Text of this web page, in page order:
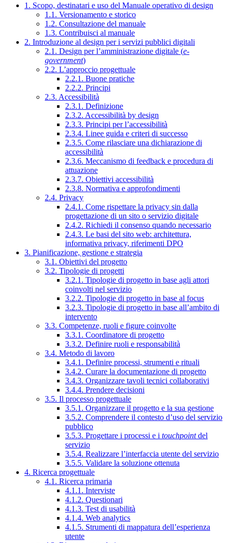
1. Scopo, destinatari e uso del Manuale operativo di design
1.1. Versionamento e storico
1.2. Consultazione del manuale
1.3. Contribuisci al manuale
2. Introduzione al design per i servizi pubblici digitali
2.1. Design per l’amministrazione digitale (e-
government)
2.2. L’approccio progettuale
2.2.1. Buone pratiche
2.2.2. Principi
2.3. Accessibilità
2.3.1. Definizione
2.3.2. Accessibilità by design
2.3.3. Principi per l’accessibilità
2.3.4. Linee guida e criteri di successo
2.3.5. Come rilasciare una dichiarazione di
accessibilità
2.3.6. Meccanismo di feedback e procedura di
attuazione
2.3.7. Obiettivi accessibilità
2.3.8. Normativa e approfondimenti
2.4. Privacy
2.4.1. Come rispettare la privacy sin dalla
progettazione di un sito o servizio digitale
2.4.2. Richiedi il consenso quando necessario
2.4.3. Le basi del sito web: architettura,
informativa privacy, riferimenti DPO
3. Pianificazione, gestione e strategia
3.1. Obiettivi del progetto
3.2. Tipologie di progetti
3.2.1. Tipologie di progetto in base agli attori
coinvolti nel servizio
3.2.2. Tipologie di progetto in base al focus
3.2.3. Tipologie di progetto in base all’ambito di
intervento
3.3. Competenze, ruoli e figure coinvolte
3.3.1. Coordinatore di progetto
3.3.2. Definire ruoli e responsabilità
3.4. Metodo di lavoro
3.4.1. Definire processi, strumenti e rituali
3.4.2. Curare la documentazione di progetto
3.4.3. Organizzare tavoli tecnici collaborativi
3.4.4. Prendere decisioni
3.5. Il processo progettuale
3.5.1. Organizzare il progetto e la sua gestione
3.5.2. Comprendere il contesto d’uso del servizio
pubblico
3.5.3. Progettare i processi e i touchpointdel
servizio
3.5.4. Realizzare l’interfaccia utente del servizio
3.5.5. Validare la soluzione ottenuta
4. Ricerca progettuale
4.1. Ricerca primaria
4.1.1. Interviste
4.1.2. Questionari
4.1.3. Test di usabilità
4.1.4. Web analytics
4.1.5. Strumenti di mappatura dell’esperienza
utente